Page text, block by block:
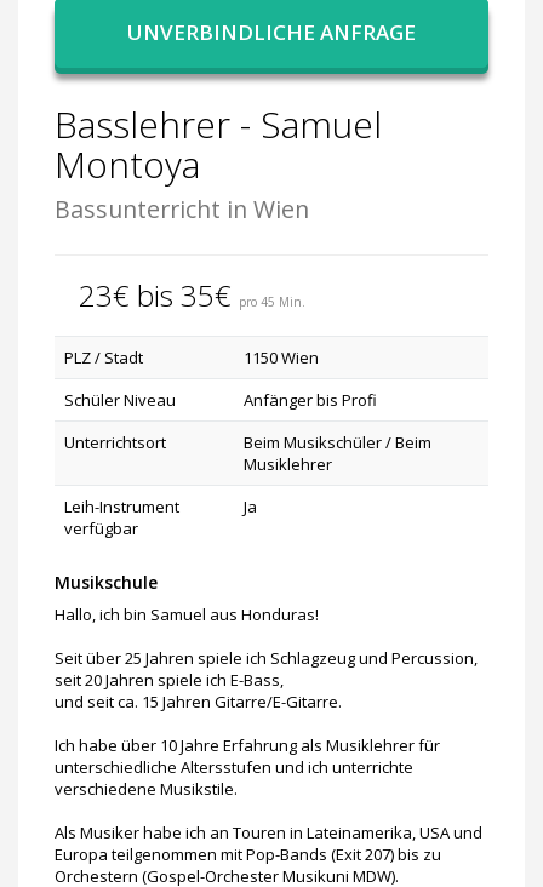
UNVERBINDLICHE ANFRAGE
Basslehrer - Samuel
Montoya
Bassunterricht in Wien
23€ bis 35€ pro 45 Min.
PLZ / Stadt
1150 Wien
Schüler Niveau
Anfänger bis Profi
Unterrichtsort
Beim Musikschüler / Beim
Musiklehrer
Leih-Instrument
verfügbar
Ja
Musikschule
Hallo, ich bin Samuel aus Honduras!
Seit über 25 Jahren spiele ich Schlagzeug und Percussion,
seit 20 Jahren spiele ich E-Bass,
und seit ca. 15 Jahren Gitarre/E-Gitarre.
Ich habe über 10 Jahre Erfahrung als Musiklehrer für
unterschiedliche Altersstufen und ich unterrichte
verschiedene Musikstile.
Als Musiker habe ich an Touren in Lateinamerika, USA und
Europa teilgenommen mit Pop-Bands (Exit 207) bis zu
Orchestern (Gospel-Orchester Musikuni MDW).